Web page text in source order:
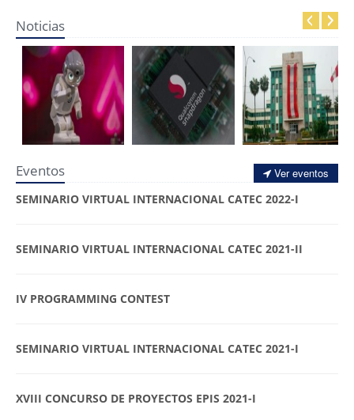
Noticias
Eventos
Ver eventos
SEMINARIO VIRTUAL INTERNACIONAL CATEC 2022-I
SEMINARIO VIRTUAL INTERNACIONAL CATEC 2021-II
IV PROGRAMMING CONTEST
SEMINARIO VIRTUAL INTERNACIONAL CATEC 2021-I
XVIII CONCURSO DE PROYECTOS EPIS 2021-I